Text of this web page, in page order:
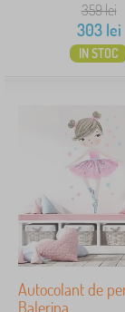
359lei
303lei
IN STOC
Autocolant de
Balerina